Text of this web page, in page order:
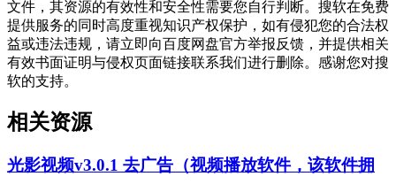
文件，其资源的有效性和安全性需要您自行判断。搜软在免费
提供服务的同时高度重视知识产权保护，如有侵犯您的合法权
益或违法违规，请立即向百度网盘官方举报反馈，并提供相关
有效书面证明与侵权页面链接联系我们进行删除。感谢您对搜
软的支持。
相关资源
光影视频v3.0.1 去广告（视频播放软件，该软件拥